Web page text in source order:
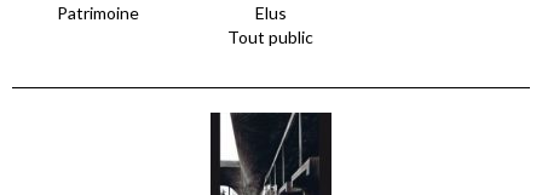
Patrimoine
Elus
Tout public